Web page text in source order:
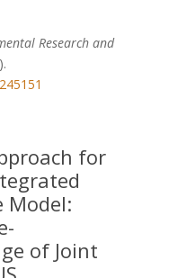
Research and
for
Model:
of Joint